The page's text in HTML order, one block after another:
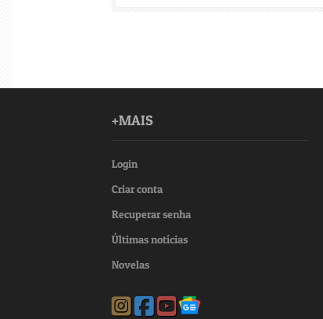
+MAIS
Login
Criar conta
Recuperar senha
Últimas notícias
Novelas